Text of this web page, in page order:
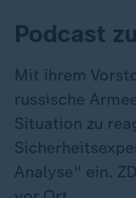
Podcast
Mit ihrem
russische
Situation zu
Analyse" ein.